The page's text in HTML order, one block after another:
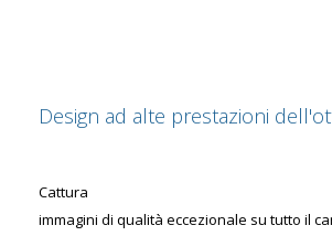
Design ad alte prestazioni
Cattura
immagini di qualità eccezionale su tutto il